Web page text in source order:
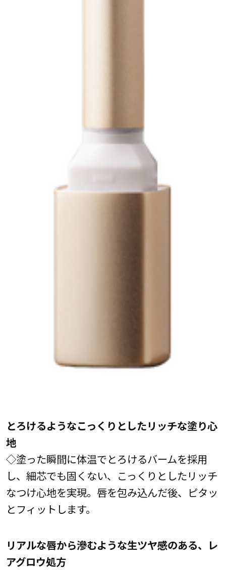
とろけるようなこっくりとしたリッチな塗り心
地
◇塗った瞬間に体温でとろけるバームを採用
し、細芯でも固くない、こっくりとしたリッチ
なつけ心地を実現。唇を包み込んだ後、ピタッ
とフィットします。
リアルな唇から滲むような生ツヤ感のある、レ
アグロウ処方